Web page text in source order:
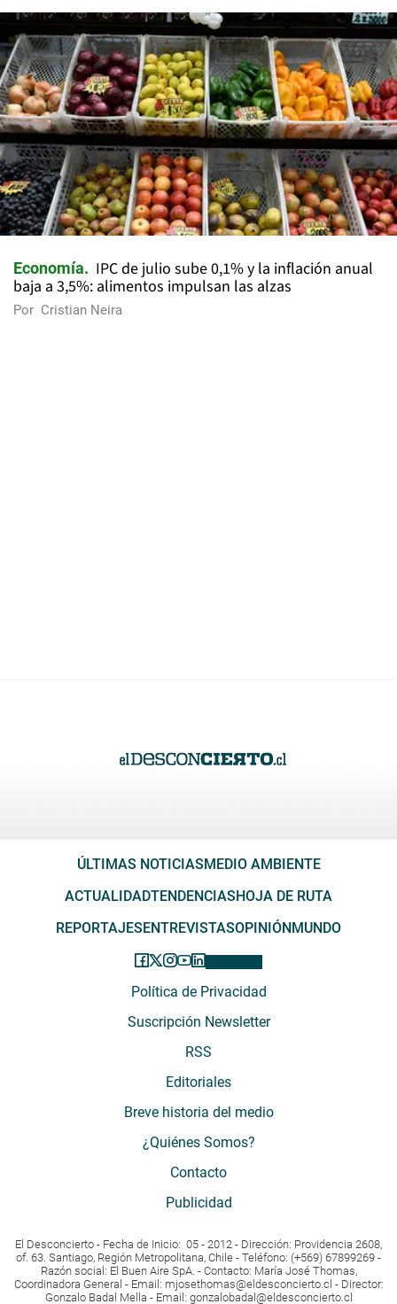
Economía
IPC de julio sube 0,1% y la inflación anual
baja a 3,5%: alimentos impulsan las alzas
Por Cristian Neira
ÚLTIMAS NOTICIAS MEDIO AMBIENTE
ACTUALIDADTENDENCIAS HOJA DE RUTA
REPORTAJES ENTREVISTASOPINIÓN MUNDO
Política de Privacidad
Suscripción Newsletter
RSS
Editoriales
Breve historia del medio
¿Quiénes Somos?
Contacto
Publicidad
El Desconcierto - Fecha de Inicio: 05 - 2012 - Dirección: Providencia 2608,
of. 63. Santiago, Región Metropolitana, Chile - Teléfono: (+569) 67899269 -
Razón social: El Buen Aire SpA. - Contacto: María José Thomas,
Coordinadora General - Email: mjosethomas@eldesconcierto.cl - Director:
Gonzalo Badal Mella - Email: gonzalobadal@eldesconcierto.cl